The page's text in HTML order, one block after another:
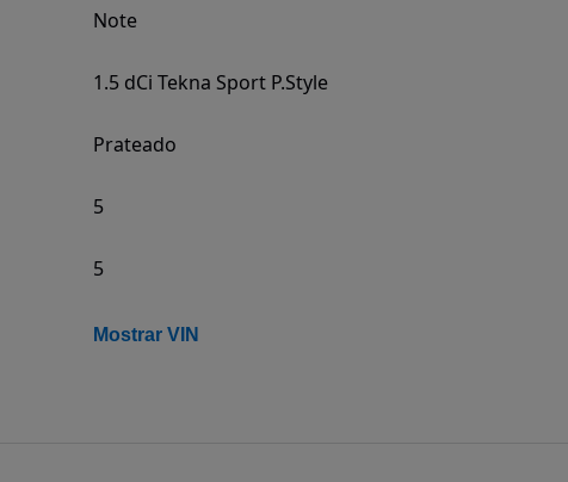
Note
1.5 dCi Tekna Sport P.Style
Prateado
5
5
Mostrar VIN